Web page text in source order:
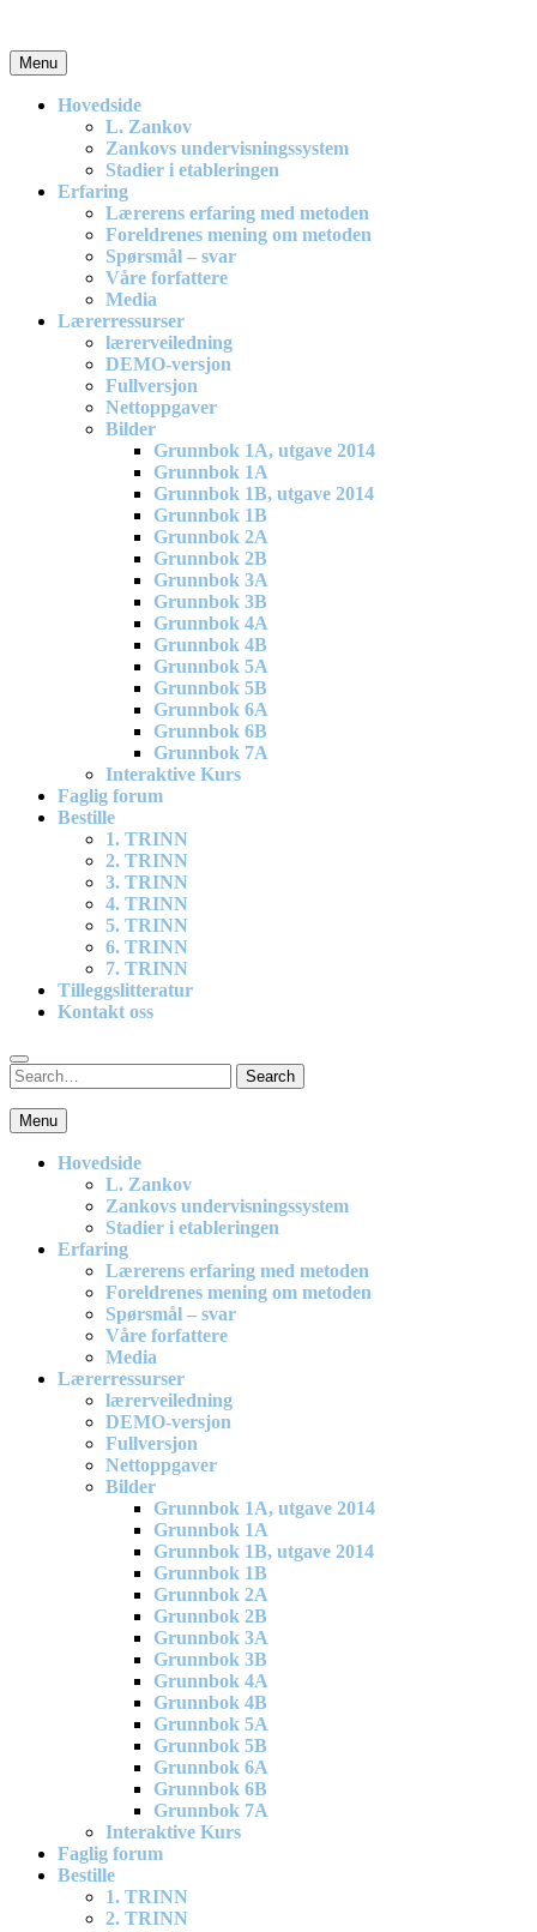
content
En effektiv og spennende modell for matematikkundervisning i
barneskolen
Menu
Hovedside
L. Zankov
Zankovs undervisningssystem
Stadier i etableringen
Erfaring
Lærerens erfaring med metoden
Foreldrenes mening om metoden
Spørsmål – svar
Våre forfattere
Media
Lærerressurser
lærerveiledning
DEMO-versjon
Fullversjon
Nettoppgaver
Bilder
Grunnbok 1A, utgave 2014
Grunnbok 1A
Grunnbok 1B, utgave 2014
Grunnbok 1B
Grunnbok 2A
Grunnbok 2B
Grunnbok 3A
Grunnbok 3B
Grunnbok 4A
Grunnbok 4B
Grunnbok 5A
Grunnbok 5B
Grunnbok 6A
Grunnbok 6B
Grunnbok 7A
Interaktive Kurs
Faglig forum
Bestille
1. TRINN
2. TRINN
3. TRINN
4. TRINN
5. TRINN
6. TRINN
7. TRINN
Tilleggslitteratur
Kontakt oss
Search
for:
Search
En effektiv og spennende modell for matematikkundervisning i
barneskolen
Menu
Hovedside
L. Zankov
Zankovs undervisningssystem
Stadier i etableringen
Erfaring
Lærerens erfaring med metoden
Foreldrenes mening om metoden
Spørsmål – svar
Våre forfattere
Media
Lærerressurser
lærerveiledning
DEMO-versjon
Fullversjon
Nettoppgaver
Bilder
Grunnbok 1A, utgave 2014
Grunnbok 1A
Grunnbok 1B, utgave 2014
Grunnbok 1B
Grunnbok 2A
Grunnbok 2B
Grunnbok 3A
Grunnbok 3B
Grunnbok 4A
Grunnbok 4B
Grunnbok 5A
Grunnbok 5B
Grunnbok 6A
Grunnbok 6B
Grunnbok 7A
Interaktive Kurs
Faglig forum
Bestille
1. TRINN
2. TRINN